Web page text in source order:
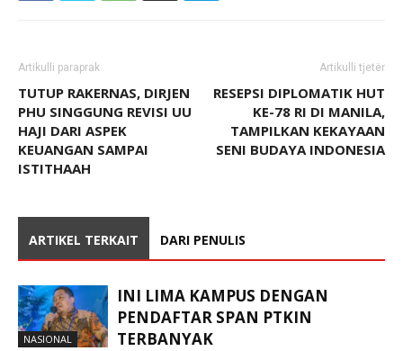
Artikulli paraprak
TUTUP RAKERNAS, DIRJEN
PHU SINGGUNG REVISI UU
HAJI DARI ASPEK
KEUANGAN SAMPAI
ISTITHAAH
Artikulli tjetër
RESEPSI DIPLOMATIK HUT
KE-78 RI DI MANILA,
TAMPILKAN KEKAYAAN
SENI BUDAYA INDONESIA
ARTIKEL TERKAIT DARI PENULIS
NASIONAL
INI LIMA KAMPUS DENGAN
PENDAFTAR SPAN PTKIN
TERBANYAK